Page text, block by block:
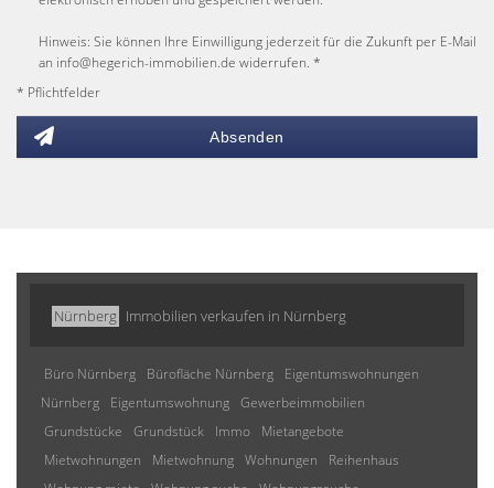
Hinweis: Sie können Ihre Einwilligung jederzeit für die Zukunft per E-Mail
an info@hegerich-immobilien.de widerrufen. *
* Pflichtfelder
Absenden
Nürnberg Immobilien verkaufen in Nürnberg
Büro Nürnberg Bürofläche Nürnberg
Eigentumswohnungen
Nürnberg
Eigentumswohnung Gewerbeimmobilien
Grundstücke
Grundstück Immo
Mietangebote
Mietwohnungen
Mietwohnung Wohnungen
Reihenhaus